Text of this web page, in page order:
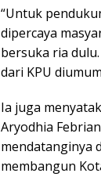
“Untuk
dipercaya
bersuka ria
dari KPU
Ia juga
Aryodhia
mendatanginya
membangun